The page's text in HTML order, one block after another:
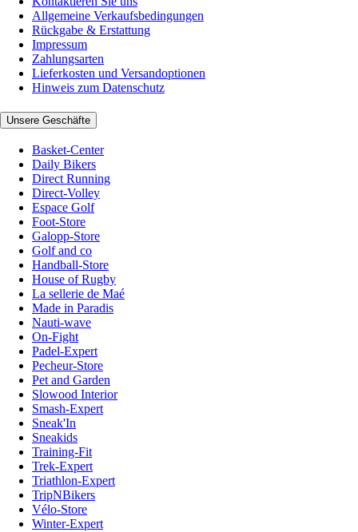
Allgemeine Verkaufsbedingungen
Rückgabe & Erstattung
Impressum
Zahlungsarten
Lieferkosten und Versandoptionen
Hinweis zum Datenschutz
Unsere Geschäfte
Basket-Center
Daily Bikers
Direct Running
Direct-Volley
Espace Golf
Foot-Store
Galopp-Store
Golf and co
Handball-Store
House of Rugby
La sellerie de Maé
Made in Paradis
Nauti-wave
On-Fight
Padel-Expert
Pecheur-Store
Pet and Garden
Slowood Interior
Smash-Expert
Sneak'In
Sneakids
Training-Fit
Trek-Expert
Triathlon-Expert
TripNBikers
Vélo-Store
Winter-Expert